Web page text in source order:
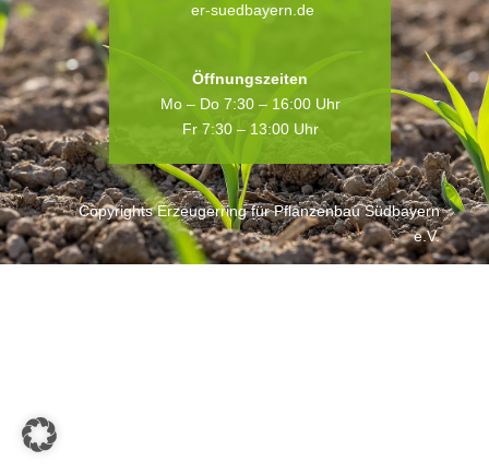
er-suedbayern.de
Öffnungszeiten
Mo – Do 7:30 – 16:00 Uhr
Fr 7:30 – 13:00 Uhr
Copyrights Erzeugerring für Pflanzenbau Südbayern
e.V.